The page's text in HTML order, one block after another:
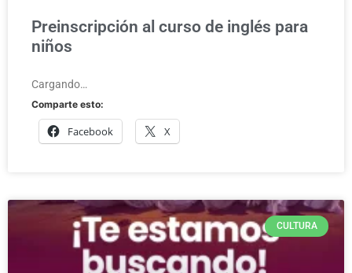
Preinscripción al curso de inglés para
niños
Cargando…
Comparte esto:
Facebook X
CULTURA